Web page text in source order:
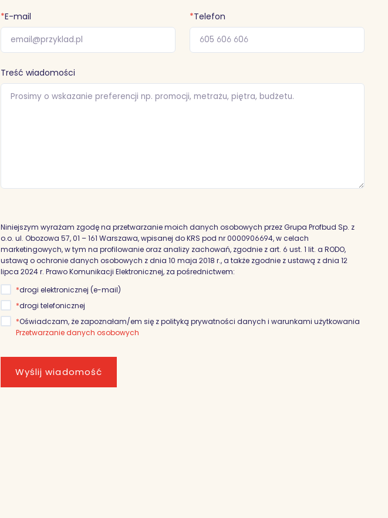
*E-mail *Telefon
Treść wiadomości
Niniejszym wyrażam zgodę na przetwarzanie moich danych osobowych przez Grupa Profbud Sp. z
o.o. ul. Obozowa 57, 01 – 161 Warszawa, wpisanej do KRS pod nr 0000906694, w celach
marketingowych, w tym na profilowanie oraz analizy zachowań, zgodnie z art. 6 ust. 1 lit. a RODO,
ustawą o ochronie danych osobowych z dnia 10 maja 2018 r., a także zgodnie z ustawą z dnia 12
lipca 2024 r. Prawo Komunikacji Elektronicznej, za pośrednictwem:
*drogi elektronicznej (e-mail)
*drogi telefonicznej
*Oświadczam, że zapoznałam/em się z polityką prywatności danych i warunkami użytkowania
Przetwarzanie danych osobowych
Wyślij wiadomość